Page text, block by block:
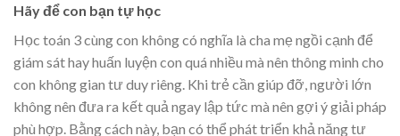
Hãy để con bạn tự học
Học toán 3 cùng con không có nghĩa là cha mẹ ngồi cạnh để
giám sát hay huấn luyện con quá nhiều mà nên thông minh cho
con không gian tư duy riêng. Khi trẻ cần giúp đỡ, người lớn
không nên đưa ra kết quả ngay lập tức mà nên gợi ý giải pháp
phù hợp. Bằng cách này, bạn có thể phát triển khả năng tư